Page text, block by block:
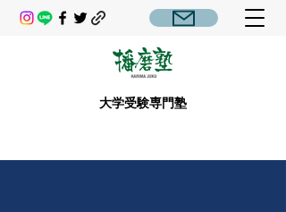
大学受験専門塾